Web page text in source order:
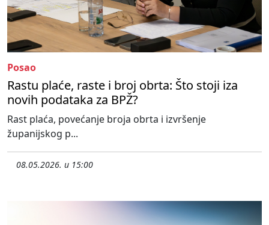
Posao
Rastu plaće, raste i broj obrta: Što stoji iza
novih podataka za BPŽ?
Rast plaća, povećanje broja obrta i izvršenje
županijskog p...
08.05.2026. u 15:00